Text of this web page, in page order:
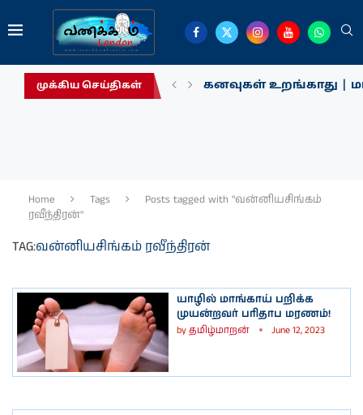
முக்கிய செய்திகள் கனவுகள் உறங்காது |
Home Tags
Posts tagged with "வன்னியசிங்கம்
ரவீந்திரன்"
TAG:வன்னியசிங்கம் ரவீந்திரன்
யாழில் மாங்காய் பறிக்க
முயன்றவர் பரிதாப மரணம்!
byதமிழ்மாறன் June 12, 2023